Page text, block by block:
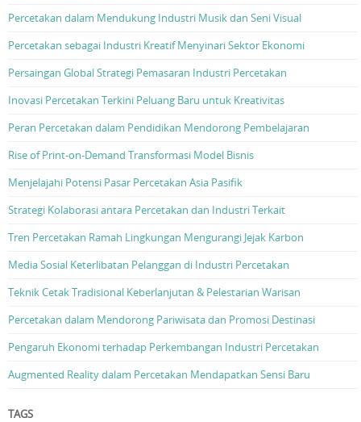
Percetakan dalam Mendukung Industri Musik dan Seni Visual
Percetakan sebagai Industri Kreatif Menyinari Sektor Ekonomi
Persaingan Global Strategi Pemasaran Industri Percetakan
Inovasi Percetakan Terkini Peluang Baru untuk Kreativitas
Peran Percetakan dalam Pendidikan Mendorong Pembelajaran
Rise of Print-on-Demand Transformasi Model Bisnis
Menjelajahi Potensi Pasar Percetakan Asia Pasifik
Strategi Kolaborasi antara Percetakan dan Industri Terkait
Tren Percetakan Ramah Lingkungan Mengurangi Jejak Karbon
Media Sosial Keterlibatan Pelanggan di Industri Percetakan
Teknik Cetak Tradisional Keberlanjutan & Pelestarian Warisan
Percetakan dalam Mendorong Pariwisata dan Promosi Destinasi
Pengaruh Ekonomi terhadap Perkembangan Industri Percetakan
Augmented Reality dalam Percetakan Mendapatkan Sensi Baru
TAGS